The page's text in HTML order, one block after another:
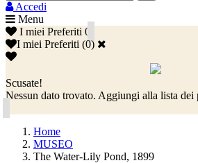
Accedi
Menu
I miei Preferiti 0
I miei Preferiti (0)
Scusate!
Nessun dato trovato. Aggiungi alla lista dei
Home
MUSEO
The Water-Lily Pond, 1899